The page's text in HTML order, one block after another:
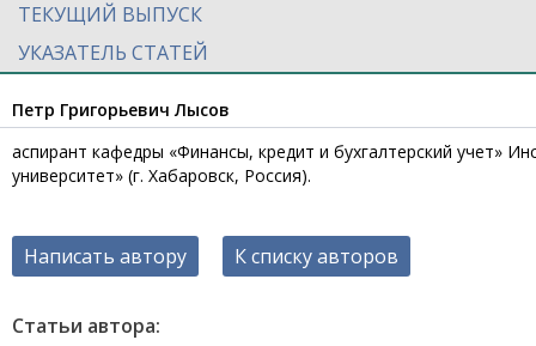
ТЕКУЩИЙ ВЫПУСК
УКАЗАТЕЛЬ СТАТЕЙ
Петр Григорьевич Лысов
аспирант кафедры «Финансы, кредит и бухгалтерский учет»
университет» (г. Хабаровск, Россия).
Написать автору К списку авторов
Статьи автора: